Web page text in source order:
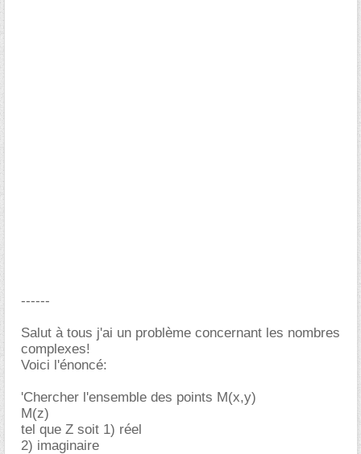
------
Salut à tous j'ai un problème concernant les nombres
complexes!
Voici l'énoncé:
'Chercher l'ensemble des points M(x,y)
M(z)
tel que Z soit 1) réel
2) imaginaire